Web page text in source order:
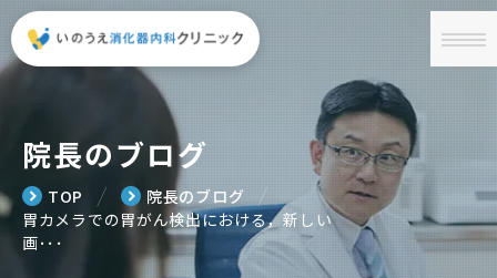
院長のブログ
TOP ╱ 院長のブログ ╱
胃カメラでの胃がん検出における，新しい
画･･･